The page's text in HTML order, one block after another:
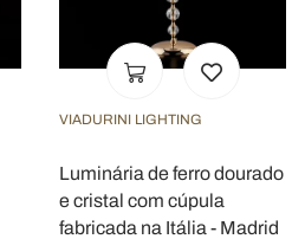
VIADURINI LIGHTING
Luminária de ferro dourado
e cristal com cúpula
fabricada na Itália - Madrid